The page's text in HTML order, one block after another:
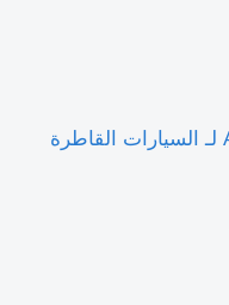
أسطوانة هيدروليكية A003553110564 لـ السيارات القاطرة